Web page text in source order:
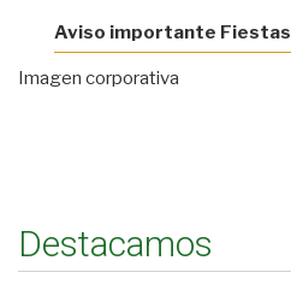
Aviso importante Fiestas
Imagen corporativa
Destacamos